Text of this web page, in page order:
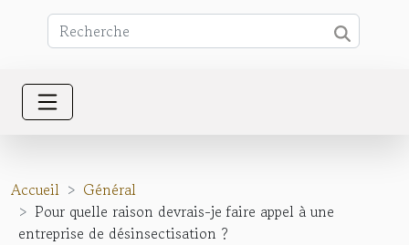
Accueil
Général
Pour quelle raison devrais-je faire appel à une
entreprise de désinsectisation ?